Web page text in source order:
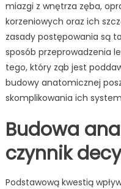
miazgi z wnętrza zęba,
korzeniowych oraz ich
zasady postępowania są
sposób przeprowadzenia
tego, który ząb jest
budowy anatomicznej
skomplikowania ich
Budowa
czynnik
Podstawową kwestią